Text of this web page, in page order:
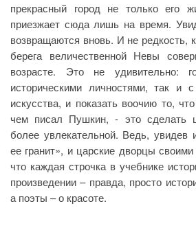
прекрасный город не только его
приезжает сюда лишь на время.
возвращаются вновь. И не редкость,
берега величественной Невы
возрасте. Это не удивительно:
историческими личностями, так и
искусства, и показать воочию то,
чем писал Пушкин, - это сделать
более увлекательной. Ведь, увидев
ее гранит», и царские дворцы
что каждая строчка в учебнике
произведении – правда, просто
а поэты – о красоте.